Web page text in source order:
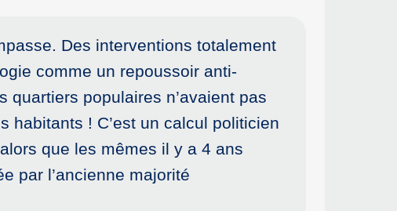
Des interventions totalement
comme un repoussoir anti-
populaires n’avaient pas
habitants ! C’est un calcul politicien
que les mêmes il y a 4 ans
par l’ancienne majorité